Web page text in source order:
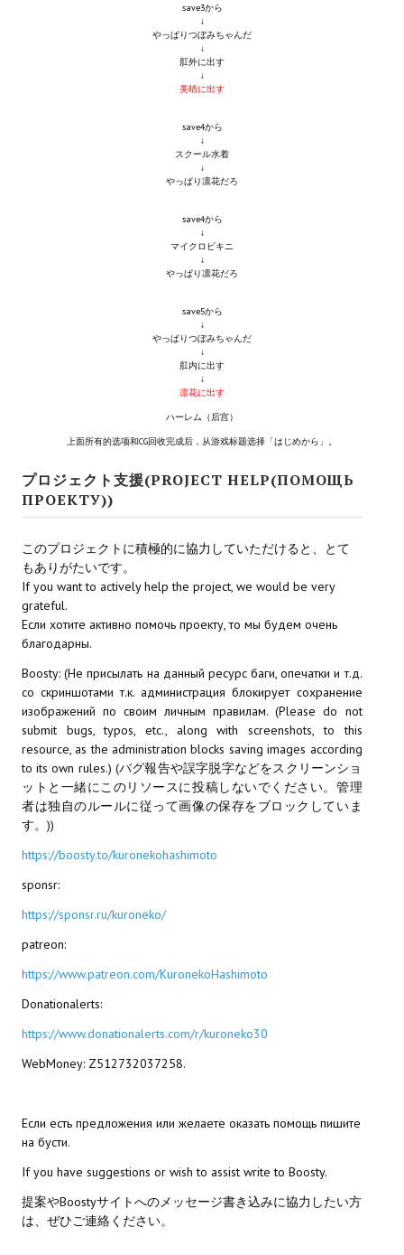
Kingdoms of Amalur: Reckoning
Star Wars Knights of the Old Republic 1
Star Wars Knights of the Old Republic 2
Ведьмак 1
Ведьмак 2
Ведьмак 3
ЦИФРОВЫЕ КОМИКСЫ
EURO comics
Manga List
USA comics
ЧС
WALKTHROUGH VN
PC 18+
PC Otome VN
Vita VN
PSP VN
PS2 VN
PS1 VN
Saturn VN
ストラテジーが必要なVN一覧 (List of VNs for which walkthrough
HD REMASTERS (FAN EDITION) (HDリマスター（ファン・エディション）)
save3から
↓
やっぱりつぼみちゃんだ
↓
肛外に出す
↓
美晴に出す
save4から
↓
スクール水着
↓
やっぱり凛花だろ
save4から
↓
マイクロビキニ
↓
やっぱり凛花だろ
save5から
↓
やっぱりつぼみちゃんだ
↓
肛内に出す
↓
凛花に出す
ハーレム（后宫）
上面所有的选项和CG回收完成后，从游戏标题选择「はじめから」。
プロジェクト支援(PROJECT HELP(ПОМОЩЬ
ПРОЕКТУ))
このプロジェクトに積極的に協力していただけると、とて
もありがたいです。
If you want to actively help the project, we would be very
grateful.
Если хотите активно помочь проекту, то мы будем очень
благодарны.
Boosty: (Не присылать на данный ресурс баги, опечатки и т.д.
со скриншотами т.к. администрация блокирует сохранение
изображений по своим личным правилам. (Please do not
submit bugs, typos, etc., along with screenshots, to this
resource, as the administration blocks saving images according
to its own rules.) (バグ報告や誤字脱字などをスクリーンショ
ットと一緒にこのリソースに投稿しないでください。管理
者は独自のルールに従って画像の保存をブロックしていま
す。))
https://boosty.to/kuronekohashimoto
sponsr:
https://sponsr.ru/kuroneko/
patreon:
https://www.patreon.com/KuronekoHashimoto
Donationalerts:
https://www.donationalerts.com/r/kuroneko30
WebMoney: Z512732037258.
Если есть предложения или желаете оказать помощь пишите
на бусти.
If you have suggestions or wish to assist write to Boosty.
提案やBoostyサイトへのメッセージ書き込みに協力したい方
は、ぜひご連絡ください。